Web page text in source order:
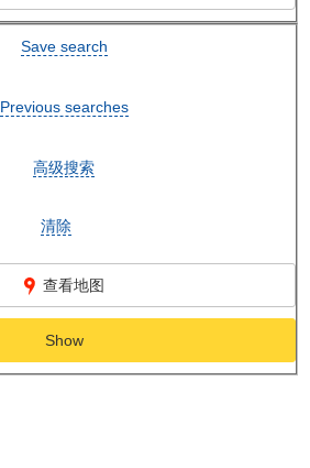
Save search
Previous searches
高级搜索
清除
查看地图
Show